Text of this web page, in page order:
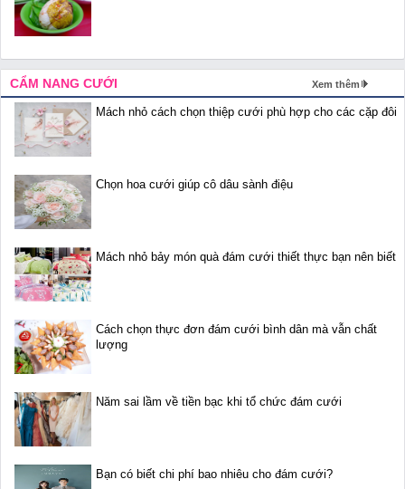
CẨM NANG CƯỚI Xem thêm
Mách nhỏ cách chọn thiệp cưới phù hợp cho các cặp đôi
Chọn hoa cưới giúp cô dâu sành điệu
Mách nhỏ bảy món quà đám cưới thiết thực bạn nên biết
Cách chọn thực đơn đám cưới bình dân mà vẫn chất
lượng
Năm sai lầm về tiền bạc khi tổ chức đám cưới
Bạn có biết chi phí bao nhiêu cho đám cưới?